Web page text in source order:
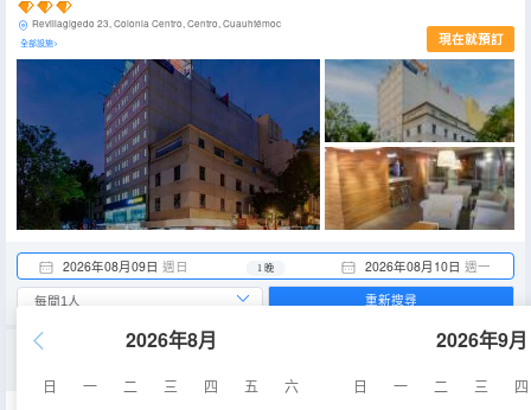
Revillagigedo 23, Colonia Centro, Centro, Cuauhtémoc
全部設施> 現在就預訂
2026年08月09日 週日 2026年08月10日 週一
1 晚
2026年8月
日 一 二 三 四 五
六
2026年9月
日 一 二 三
四
重新搜尋